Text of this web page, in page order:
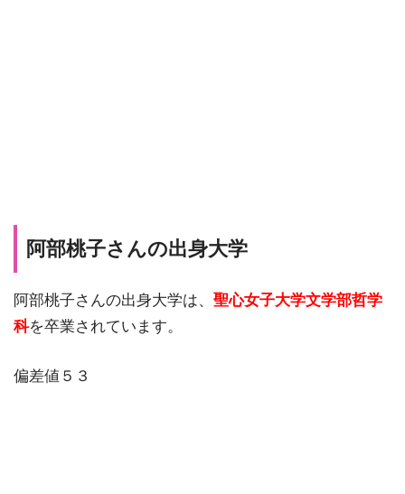
阿部桃子さんの出身大学
阿部桃子さんの出身大学は、 聖心女子大学文学部哲学
科を卒業されています。
偏差値５３